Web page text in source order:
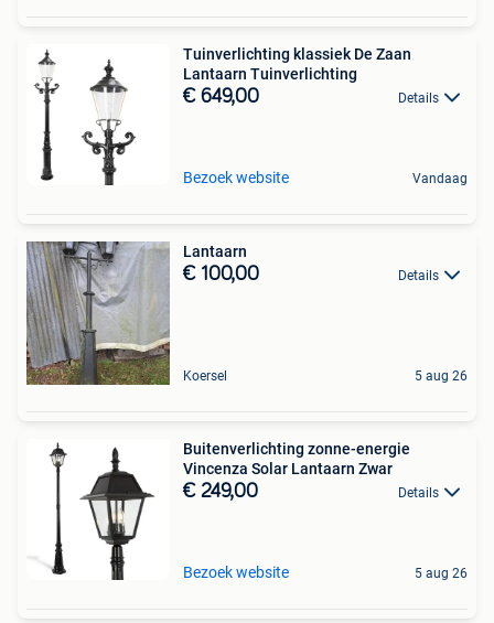
Tuinverlichting klassiek De Zaan
Lantaarn Tuinverlichting
€ 649,00 Details
Bezoek website Vandaag
Lantaarn
€ 100,00 Details
Koersel 5 aug 26
Buitenverlichting zonne-energie
Vincenza Solar Lantaarn Zwar
€ 249,00 Details
Bezoek website 5 aug 26